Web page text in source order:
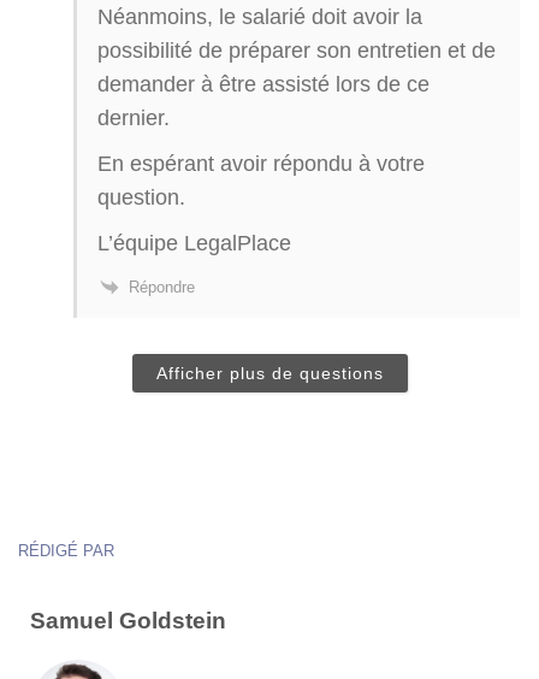
Néanmoins, le salarié doit avoir la
possibilité de préparer son entretien et de
demander à être assisté lors de ce
dernier.
En espérant avoir répondu à votre
question.
L’équipe LegalPlace
Répondre
Afficher plus de questions
RÉDIGÉ PAR
Samuel Goldstein